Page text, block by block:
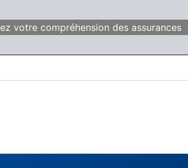
votre compréhension des assurances